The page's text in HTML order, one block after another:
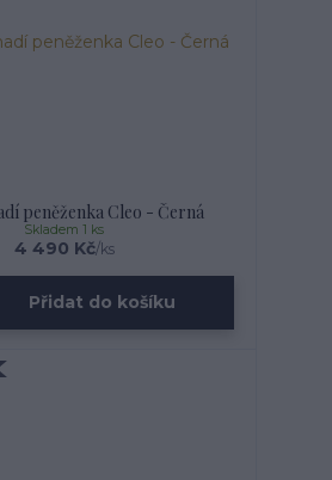
peněženka Cleo - Černá
4 490 Kč/ks
Skladem 1 ks
Přidat do košíku